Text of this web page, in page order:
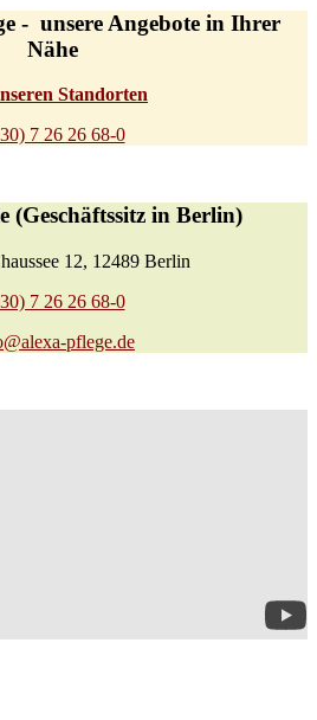
- unsere Angebote in Ihrer
Nähe
Standorten
7 26 26 68-0
(Geschäftssitz in Berlin)
12, 12489 Berlin
7 26 26 68-0
pflege.de